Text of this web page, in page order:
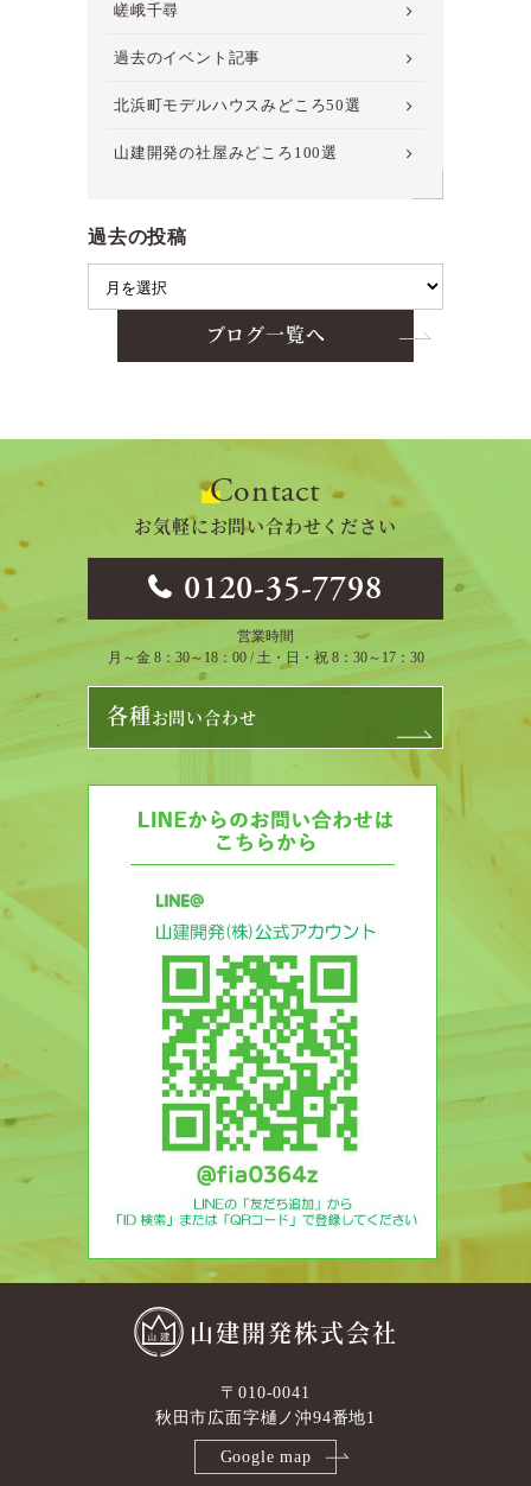
嵯峨千尋
過去のイベント記事
北浜町モデルハウスみどころ50選
山建開発の社屋みどころ100選
過去の投稿
ブログ一覧へ
Contact
お気軽にお問い合わせください
0120-35-7798
営業時間
月～金 8：30～18：00 / 土・日・祝 8：30～17：30
各種お問い合わせ
山建開発株式会社
〒010-0041
秋田市広面字樋ノ沖94番地1
Google map